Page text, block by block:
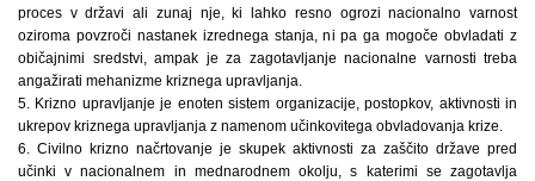
proces v državi ali zunaj nje, ki lahko resno ogrozi nacionalno varnost
oziroma povzroči nastanek izrednega stanja, ni pa ga mogoče obvladati z
običajnimi sredstvi, ampak je za zagotavljanje nacionalne varnosti treba
angažirati mehanizme kriznega upravljanja.
5. Krizno upravljanje je enoten sistem organizacije, postopkov, aktivnosti in
ukrepov kriznega upravljanja z namenom učinkovitega obvladovanja krize.
6. Civilno krizno načrtovanje je skupek aktivnosti za zaščito države pred
učinki v nacionalnem in mednarodnem okolju, s katerimi se zagotavlja